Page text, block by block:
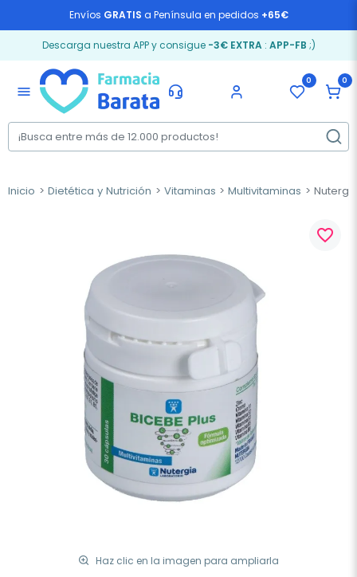
Envíos GRATIS a Península en pedidos +65€
Descarga nuestra APP y consigue -3€ EXTRA: APP-FB ;)
menu
0 0
Inicio Dietética y Nutrición Vitaminas Multivitaminas
Haz clic en la imagen para ampliarla
favorite_border